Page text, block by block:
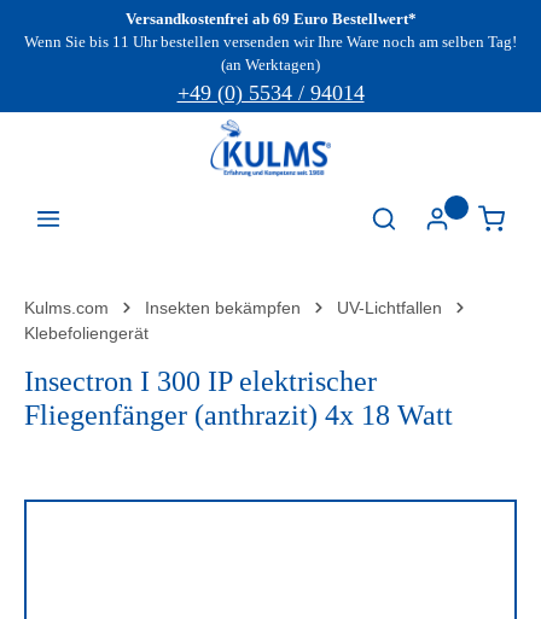
Zum Hauptinhalt springenVersandkostenfrei ab 69 Euro Bestellwert*
Wenn Sie bis 11 Uhr bestellen versenden wir Ihre Ware noch am selben Tag!
(an Werktagen)
+49 (0) 5534 / 94014
Kulms.com Insekten bekämpfen
UV-Lichtfallen
Klebefoliengerät
Insectron I 300 IP elektrischer
Fliegenfänger (anthrazit) 4x 18 Watt